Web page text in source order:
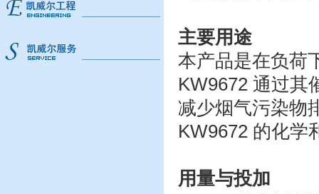
主要用途
本产品是在负荷
KW9672 通过其
减少烟气污染物
KW9672 的化学
用量与投加